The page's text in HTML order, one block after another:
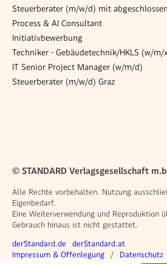
Process & AI Consultant
Initiativbewerbung
Techniker - Gebäudetechnik/HKLS (w/m/
IT Senior Project Manager (w/m/d)
Steuerberater (m/w/d) Graz
© STANDARD Verlagsgesellschaft
Alle Rechte vorbehalten. Nutzung
Eigenbedarf.
Eine Weiterverwendung und Reproduktion
Gebrauch hinaus ist nicht gestattet.
Weitere Angebote
derStandard.de derStandard.at
Rechtliches
Impressum & Offenlegung Datenschutz